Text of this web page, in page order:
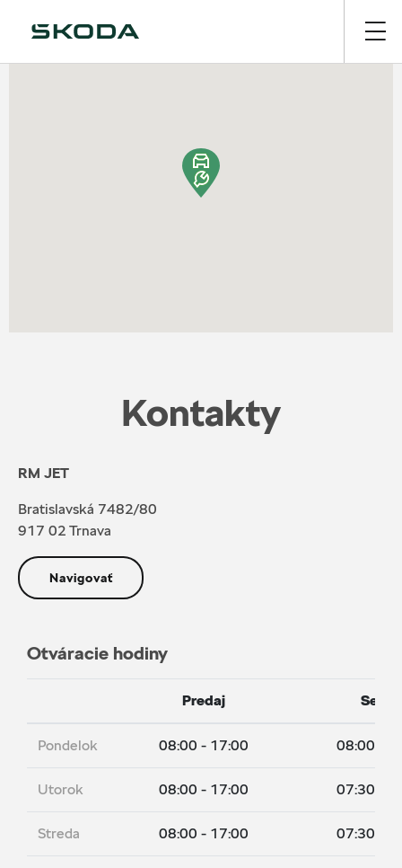
Kontakty
RM JET
Bratislavská 7482/80
917 02 Trnava
Navigovať
Otváracie hodiny
Predaj Servis
Pondelok 08:00 - 17:00 08:00 -
Utorok 08:00 - 17:00 07:30 -
Streda 08:00 - 17:00 07:30 -